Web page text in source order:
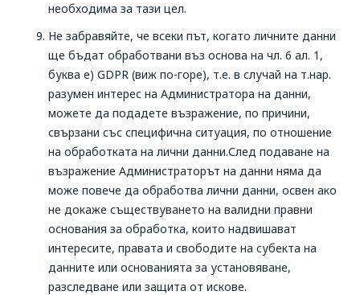
необходима за тази цел.
Не забравяйте, че всеки път, когато личните данни
ще бъдат обработвани въз основа на чл. 6 ал. 1,
буква е) GDPR (виж по-горе), т.е. в случай на т.нар.
разумен интерес на Aдминистратора на данни,
можете да подадете възражение, по причини,
свързани със специфична ситуация, по отношение
на обработката на лични данни.След подаване на
възражение Администраторът на данни няма да
може повече да обработва лични данни, освен ако
не докаже съществуването на валидни правни
основания за обработка, които надвишават
интересите, правата и свободите на субекта на
данните или основанията за установяване,
разследване или защита от искове.